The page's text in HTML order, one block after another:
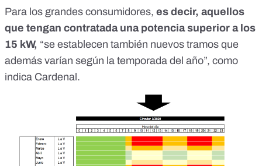
Para los grandes consumidores, es decir, aquellos
que tengan contratadauna potencia superior a los
15 kW, “se establecen también nuevos tramos que
además varían según la temporada del año”, como
indica Cardenal.